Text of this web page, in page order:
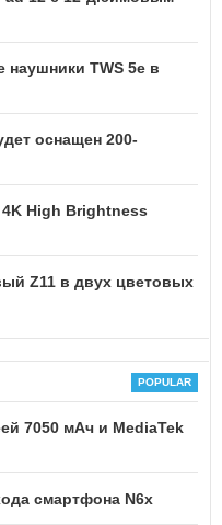
наушники TWS 5e в
оснащен 200-
High Brightness
Z11 в двух цветовых
7050 мАч и MediaTek
смартфона N6x